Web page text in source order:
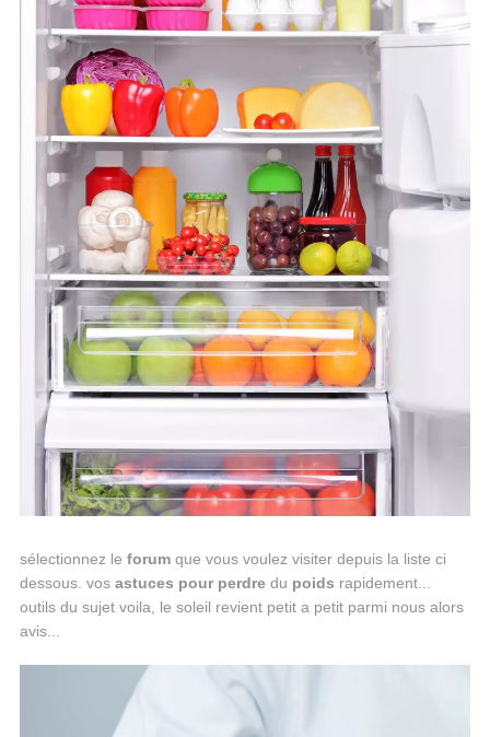
sélectionnez le forumque vous voulez visiter depuis la liste ci
dessous. vos astuces pour perdredu poids rapidement...
outils du sujet voila, le soleil revient petit a petit parmi nous alors
avis...